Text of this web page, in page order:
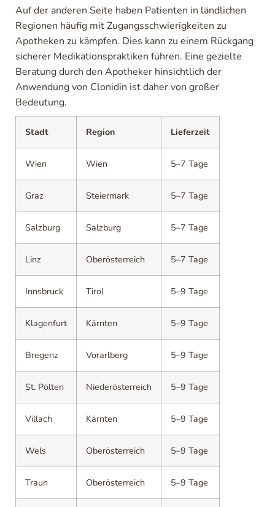
Auf der anderen Seite haben Patienten in ländlichen
Regionen häufig mit Zugangsschwierigkeiten zu
Apotheken zu kämpfen. Dies kann zu einem Rückgang
sicherer Medikationspraktiken führen. Eine gezielte
Beratung durch den Apotheker hinsichtlich der
Anwendung von Clonidin ist daher von großer
Bedeutung.
Stadt Region Lieferzeit
Wien Wien 5–7 Tage
Graz Steiermark 5–7 Tage
Salzburg Salzburg 5–7 Tage
Linz Oberösterreich 5–7 Tage
Innsbruck Tirol 5–9 Tage
Klagenfurt Kärnten 5–9 Tage
Bregenz Vorarlberg 5–9 Tage
St. Pölten Niederösterreich 5–9 Tage
Villach Kärnten 5–9 Tage
Wels Oberösterreich 5–9 Tage
Traun Oberösterreich 5–9 Tage